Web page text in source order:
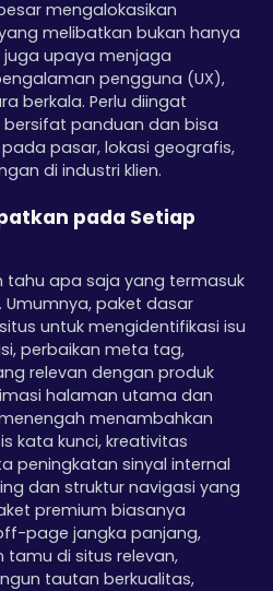
mengalokasikan
melibatkan bukan hanya
upaya menjaga
pengguna (UX),
berkala. Perlu diingat
panduan dan bisa
pasar, lokasi geografis,
di industri klien.
pada Setiap
tahu apa saja yang termasuk
Umumnya, paket dasar
untuk mengidentifikasi isu
perbaikan meta tag,
relevan dengan produk
halaman utama dan
menambahkan
kata kunci, kreativitas
peningkatan sinyal internal
dan struktur navigasi yang
premium biasanya
page jangka panjang,
tamu di situs relevan,
tautan berkualitas,